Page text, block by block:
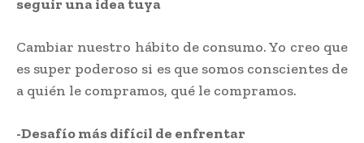
seguir una idea tuya
Cambiar nuestro hábito de consumo. Yo creo que
es super poderoso si es que somos conscientes de
a quién le compramos, qué le compramos.
-Desafío más difícil de enfrentar